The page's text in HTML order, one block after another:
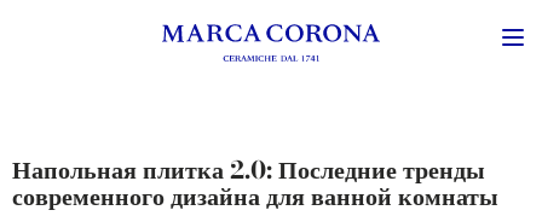
Напольная плитка 2.0: Последние тренды
современного дизайна для ванной комнаты